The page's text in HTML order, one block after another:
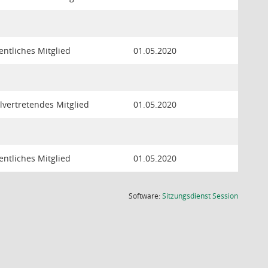
Mitglied 01.05.2020
Mitglied 01.05.2020
Mitglied 01.05.2020
Software:SitzungsdienstSession(Wird in